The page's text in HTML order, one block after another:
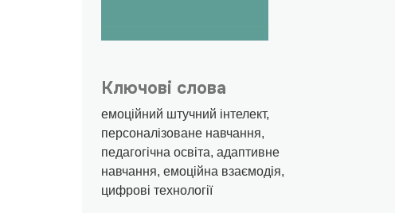
Ключові слова
емоційний штучний інтелект,
персоналізоване навчання,
педагогічна освіта, адаптивне
навчання, емоційна взаємодія,
цифрові технології